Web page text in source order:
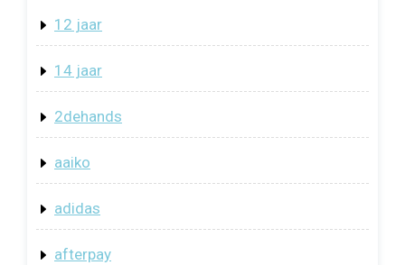
12 jaar
14 jaar
2dehands
aaiko
adidas
afterpay